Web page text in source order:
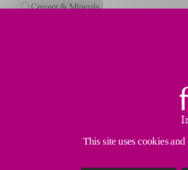
Cement & Minerals
This site uses cookies